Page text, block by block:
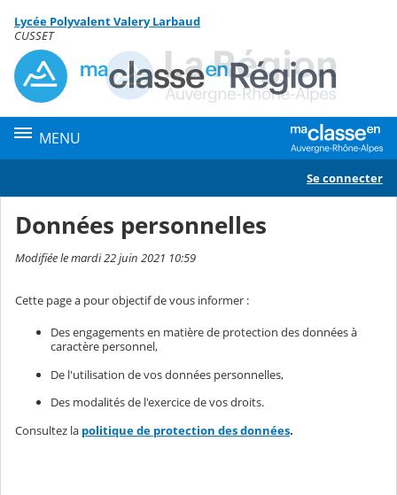
Contenu
Lycée Polyvalent Valery Larbaud
CUSSET
MENU
Se connecter
Données personnelles
Modifiée le mardi 22 juin 2021 10:59
Cette page a pour objectif de vous informer :
Des engagements en matière de protection des données à
caractère personnel,
De l'utilisation de vos données personnelles,
Des modalités de l'exercice de vos droits.
Consultez la politique de protection des données.